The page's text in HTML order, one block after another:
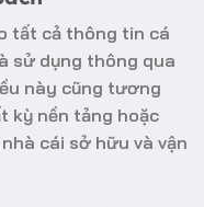
tất cả thông tin cá
sử dụng thông qua
này cũng tương
kỳ nền tảng hoặc
cái sở hữu và vận